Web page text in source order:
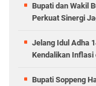
Bupati dan Wakil
Perkuat Sinergi
Jelang Idul Adha
Kendalikan Inflasi
Bupati Soppeng